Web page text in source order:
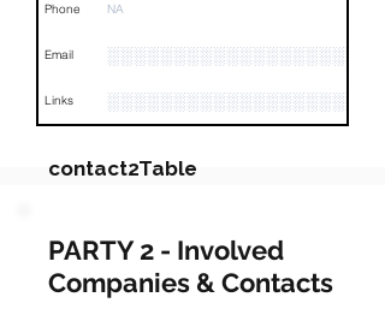
Phone NA
Email
Links
contact2Table
Field Value
Name
PARTY 2 - Involved
Companies & Contacts